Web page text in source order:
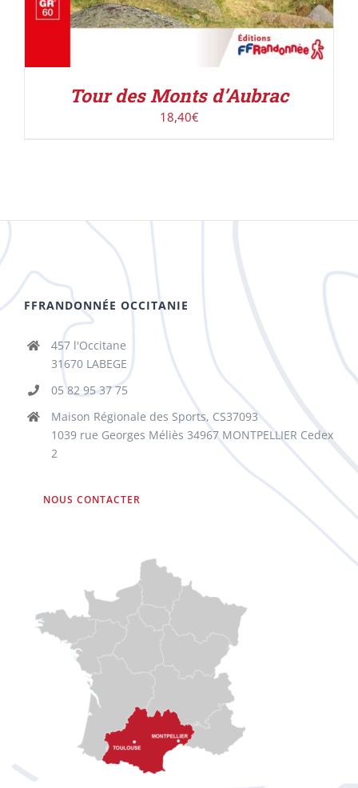
Tour des Monts d’Aubrac
18,40€
FFRANDONNÉE OCCITANIE
457 l'Occitane
31670 LABEGE
05 82 95 37 75
Maison Régionale des Sports, CS37093
1039 rue Georges Méliès 34967 MONTPELLIER Cedex
2
NOUS CONTACTER